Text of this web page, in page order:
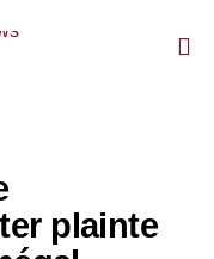
plainte